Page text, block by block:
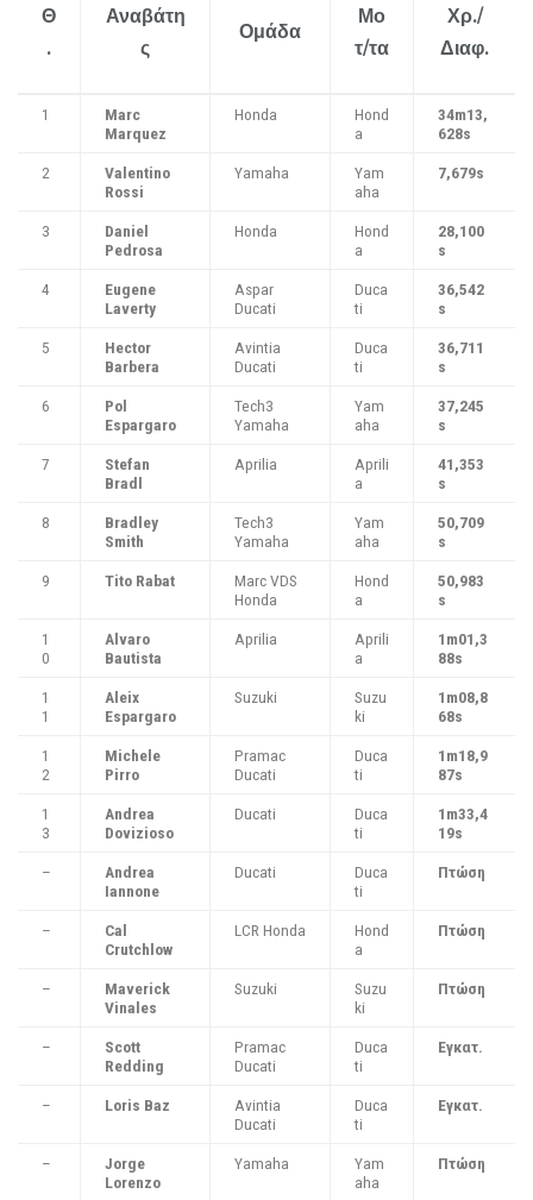
Θ
.
Αναβάτη
ς
Ομάδα
Μο
τ/τα
Χρ./
Διαφ.
1
Marc
Marquez
Honda
Hond
a
34m13,
628s
2
Valentino
Rossi
Yamaha
Yam
aha
7,679s
3
Daniel
Pedrosa
Honda
Hond
a
28,100
s
4
Eugene
Laverty
Aspar
Ducati
Duca
ti
36,542
s
5
Hector
Barbera
Avintia
Ducati
Duca
ti
36,711
s
6
Pol
Espargaro
Tech3
Yamaha
Yam
aha
37,245
s
7
Stefan
Bradl
Aprilia
Aprili
a
41,353
s
8
Bradley
Smith
Tech3
Yamaha
Yam
aha
50,709
s
9 Tito Rabat
Marc VDS
Honda
Hond
a
50,983
s
1
0
Alvaro
Bautista
Aprilia
Aprili
a
1m01,3
88s
1
1
Aleix
Espargaro
Suzuki
Suzu
ki
1m08,8
68s
1
2
Michele
Pirro
Pramac
Ducati
Duca
ti
1m18,9
87s
1
3
Andrea
Dovizioso
Ducati
Duca
ti
1m33,4
19s
–
Andrea
Iannone
Ducati
Duca
ti
Πτώση
–
Cal
Crutchlow
LCR Honda
Hond
a
Πτώση
–
Maverick
Vinales
Suzuki
Suzu
ki
Πτώση
–
Scott
Redding
Pramac
Ducati
Duca
ti
Εγκατ.
– Loris Baz
Avintia
Ducati
Duca
ti
Εγκατ.
–
Jorge
Lorenzo
Yamaha
Yam
aha
Πτώση